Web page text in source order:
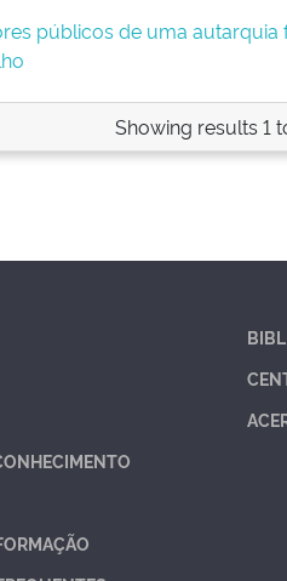
públicos de uma autarquia
Showing results 1